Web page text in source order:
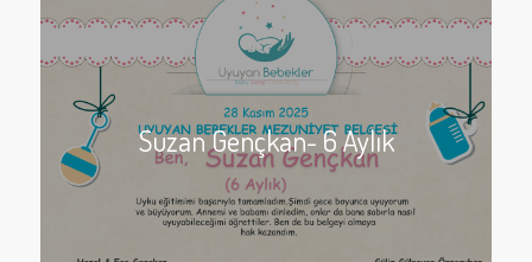
Suzan Gençkan- 6 Aylık